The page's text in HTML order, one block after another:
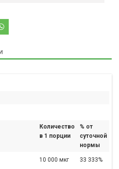
Количество
в 1 порции
% от
суточной
нормы
10 000 мкг 33 333%